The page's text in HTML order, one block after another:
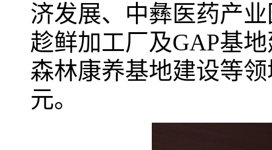
济发展、中彝医药产
趁鲜加工厂及GAP基
森林康养基地建设等
元。